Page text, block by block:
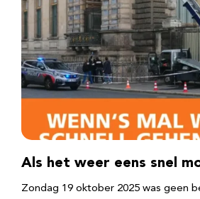
Als het weer eens snel
Zondag 19 oktober 2025 was geen